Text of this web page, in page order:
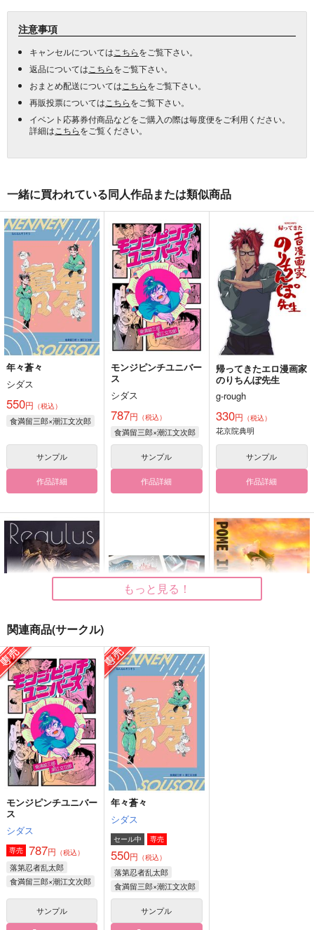
注意事項
キャンセルについては こちらをご覧下さい。
返品については こちらをご覧下さい。
おまとめ配送については こちらをご覧下さい。
再販投票については こちらをご覧下さい。
イベント応募券付商品などをご購入の際は毎度便をご利用ください。
詳細は こちらをご覧ください。
一緒に買われている同人作品または類似商品
年々蒼々
シダス
550円 （税込）
食満留三郎×潮江文次郎
サンプル
作品詳細
モンジピンチユニバー
ス
シダス
787円 （税込）
食満留三郎×潮江文次郎
サンプル
作品詳細
帰ってきたエロ漫画家
のりちんぽ先生
g-rough
330円 （税込）
花京院典明
サンプル
作品詳細
Regulus
g-rough
330円（税込）
花京院典明×空条承太郎
サンプル
作品詳細
おんぶエクスプレス再
録集2
おんぶエクスプレス
2,357円（税込）
空条承太郎×花京院典明
作品詳細
もっと見る！
関連商品(サークル)
モンジピンチユニバー
ス
シダス
専売 787円 （税込）
落第忍者乱太郎
食満留三郎×潮江文次郎
サンプル
年々蒼々
シダス
セール中 専売
550円 （税込）
落第忍者乱太郎
食満留三郎×潮江文次郎
サンプル